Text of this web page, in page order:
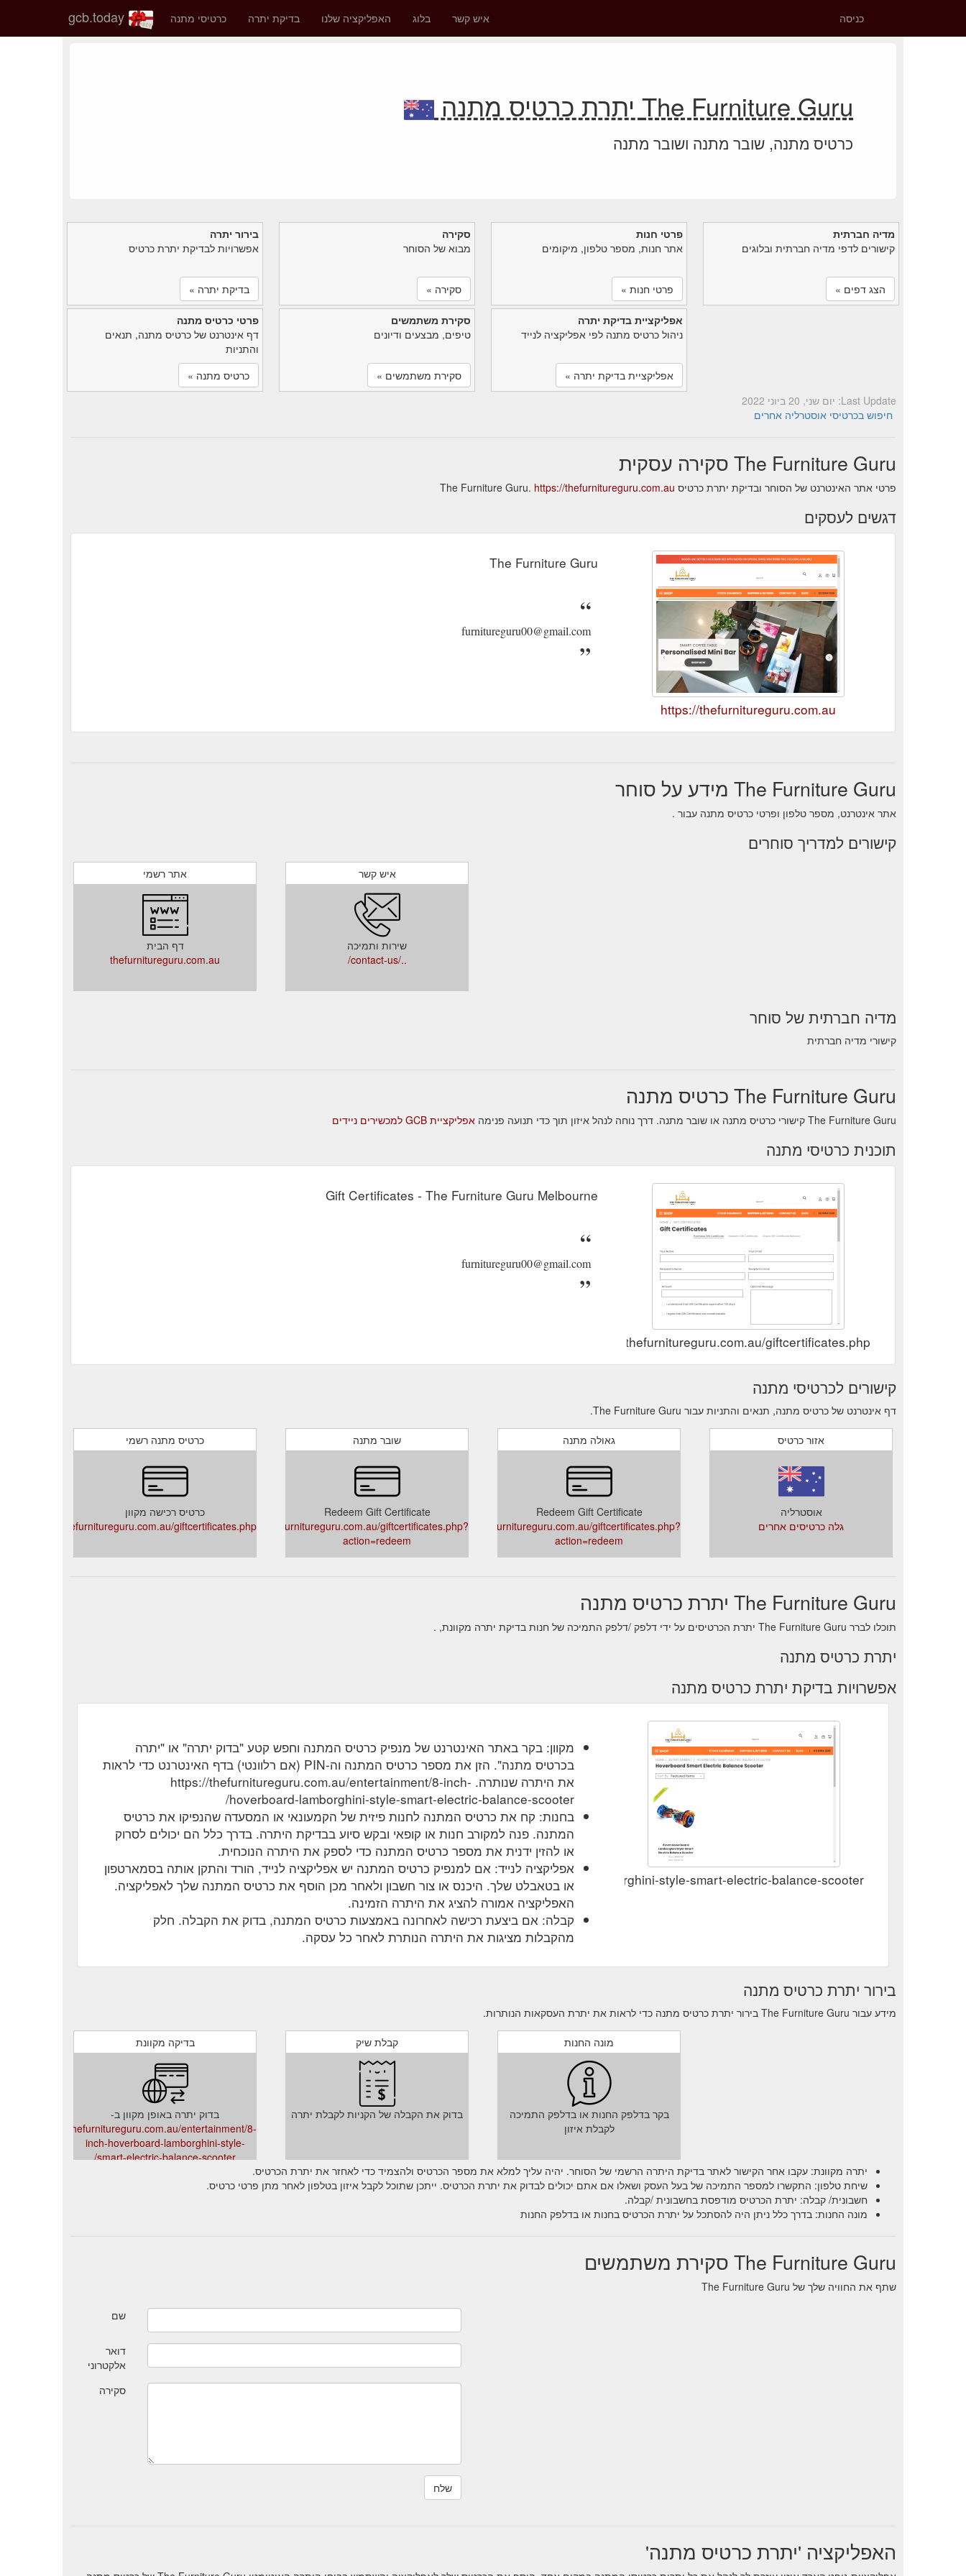
כרטיסי מתנה בדיקת יתרה האפליקציה שלנו בלוג איש קשר כניסה
The Furniture Guru יתרת כרטיס מתנה
כרטיס מתנה, שובר מתנה ושובר מתנה
בירור יתרה
אפשרויות לבדיקת יתרת כרטיס
בדיקת יתרה »
סקירה
מבוא של הסוחר
סקירה »
פרטי חנות
אתר חנות, מספר טלפון, מיקומים
פרטי חנות »
מדיה חברתית
קישורים לדפי מדיה חברתית ובלוגים
הצג דפים »
פרטי כרטיס מתנה
דף אינטרנט של כרטיס מתנה, תנאים
והתניות
כרטיס מתנה »
סקירת משתמשים
טיפים, מבצעים ודיונים
סקירת משתמשים »
אפליקציית בדיקת יתרה
ניהול כרטיס מתנה לפי אפליקציה לנייד
אפליקציית בדיקת יתרה »
Last Update: יום שני, 20 ביוני 2022
חיפוש בכרטיסי אוסטרליה אחרים
The Furniture Guru סקירה עסקית
פרטי אתר האינטרנט של הסוחר ובדיקת יתרת כרטיס The Furniture Guru. https://thefurnitureguru.com.au
דגשים לעסקים
The Furniture Guru
furnitureguru00@gmail.com
https://thefurnitureguru.com.au
The Furniture Guru מידע על סוחר
אתר אינטרנט, מספר טלפון ופרטי כרטיס מתנה עבור .
קישורים למדריך סוחרים
אתר רשמי
דף הבית
thefurnitureguru.com.au
איש קשר
שירות ותמיכה
../contact-us/
מדיה חברתית של סוחר
קישורי מדיה חברתית
The Furniture Guru כרטיס מתנה
The Furniture Guru קישורי כרטיס מתנה או שובר מתנה. דרך נוחה לנהל איזון תוך כדי תנועה פנימה אפליקציית GCB למכשירים ניידים
תוכנית כרטיסי מתנה
Gift Certificates - The Furniture Guru Melbourne
furnitureguru00@gmail.com
https://thefurnitureguru.com.au/giftcertificates.php
קישורים לכרטיסי מתנה
דף אינטרנט של כרטיס מתנה, תנאים והתניות עבור The Furniture Guru.
כרטיס מתנה רשמי
כרטיס רכישה מקוון
thefurnitureguru.com.au/giftcertificates.php
שובר מתנה
Redeem Gift Certificate
thefurnitureguru.com.au/giftcertificates.php?
action=redeem
גאולה מתנה
Redeem Gift Certificate
thefurnitureguru.com.au/giftcertificates.php?
action=redeem
אזור כרטיס
אוסטרליה
גלה כרטיסים אחרים
The Furniture Guru יתרת כרטיס מתנה
תוכלו לברר The Furniture Guru יתרת הכרטיסים על ידי דלפק /דלפק התמיכה של חנות בדיקת יתרה מקוונת, .
יתרת כרטיס מתנה
אפשרויות בדיקת יתרת כרטיס מתנה
מקוון: בקר באתר האינטרנט של מנפיק כרטיס המתנה וחפש קטע "בדוק יתרה" או "יתרה
בכרטיס מתנה". הזן את מספר כרטיס המתנה וה-PIN (אם רלוונטי) בדף האינטרנט כדי לראות
את היתרה שנותרה. https://thefurnitureguru.com.au/entertainment/8-inch-
hoverboard-lamborghini-style-smart-electric-balance-scooter/
בחנות: קח את כרטיס המתנה לחנות פיזית של הקמעונאי או המסעדה שהנפיקו את כרטיס
המתנה. פנה למקורב חנות או קופאי ובקש סיוע בבדיקת היתרה. בדרך כלל הם יכולים לסרוק
או להזין ידנית את מספר כרטיס המתנה כדי לספק את היתרה הנוכחית.
אפליקציה לנייד: אם למנפיק כרטיס המתנה יש אפליקציה לנייד, הורד והתקן אותה בסמארטפון
או בטאבלט שלך. היכנס או צור חשבון ולאחר מכן הוסף את כרטיס המתנה שלך לאפליקציה.
האפליקציה אמורה להציג את היתרה הזמינה.
קבלה: אם ביצעת רכישה לאחרונה באמצעות כרטיס המתנה, בדוק את הקבלה. חלק
מהקבלות מציגות את היתרה הנותרת לאחר כל עסקה.
https://thefurnitureguru.com.au/entertainment/8-inch-hoverboard-lamborghini-style-smart-electric-balance-scooter/
בירור יתרת כרטיס מתנה
מידע עבור The Furniture Guru בירור יתרת כרטיס מתנה כדי לראות את יתרת העסקאות הנותרות.
בדיקה מקוונת
בדוק יתרה באופן מקוון ב-
thefurnitureguru.com.au/entertainment/8-
inch-hoverboard-lamborghini-style-
smart-electric-balance-scooter/
קבלת שיק
בדוק את הקבלה של הקניות לקבלת יתרה
מונה החנות
בקר בדלפק החנות או בדלפק התמיכה
לקבלת איזון
יתרה מקוונת: עקבו אחר הקישור לאתר בדיקת היתרה הרשמי של הסוחר. יהיה עליך למלא את מספר הכרטיס ולהצמיד כדי לאחזר את יתרת הכרטיס.
שיחת טלפון: התקשרו למספר התמיכה של בעל העסק ושאלו אם אתם יכולים לבדוק את יתרת הכרטיס. ייתכן שתוכל לקבל איזון בטלפון לאחר מתן פרטי כרטיס.
חשבונית/ קבלה: יתרת הכרטיס מודפסת בחשבונית /קבלה.
מונה החנות: בדרך כלל ניתן היה להסתכל על יתרת הכרטיס בחנות או בדלפק החנות
The Furniture Guru סקירת משתמשים
שתף את החוויה שלך של The Furniture Guru
שם
דואר
אלקטרוני
סקירה
האפליקציה 'יתרת כרטיס מתנה'